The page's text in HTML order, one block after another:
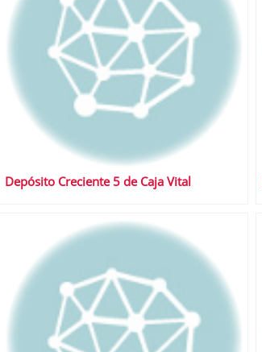
Depósito Creciente 5 de Caja Vital